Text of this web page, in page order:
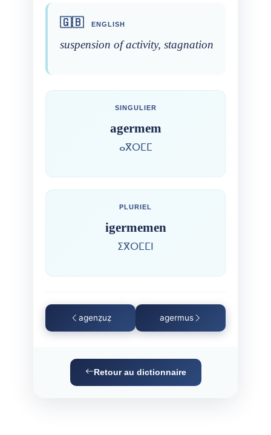
🇬🇧 ENGLISH
suspension of activity, stagnation
SINGULIER
agermem
ⴰⴳⵔⵎⵎ
PLURIEL
igermemen
ⵉⴳⵔⵎⵎⵏ
agenẓuẓ agermus
Retour au dictionnaire